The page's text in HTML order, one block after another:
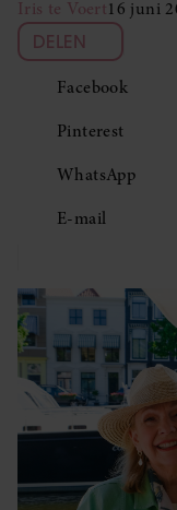
Iris te Voert16 juni
DELEN
Facebook
Pinterest
WhatsApp
E-mail